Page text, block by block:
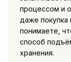
процессом и
даже
понимаете,
способ
хранения.